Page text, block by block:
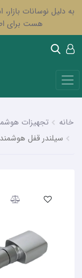
به دلیل نوسانات
هست برای
خانه تجهیزات
سیلندر قفل هوشمند edel مدل دامو